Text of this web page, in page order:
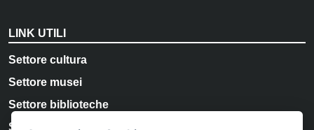
LINK UTILI
Settore cultura
Settore musei
Settore biblioteche
Storia e Memoria di Bologna